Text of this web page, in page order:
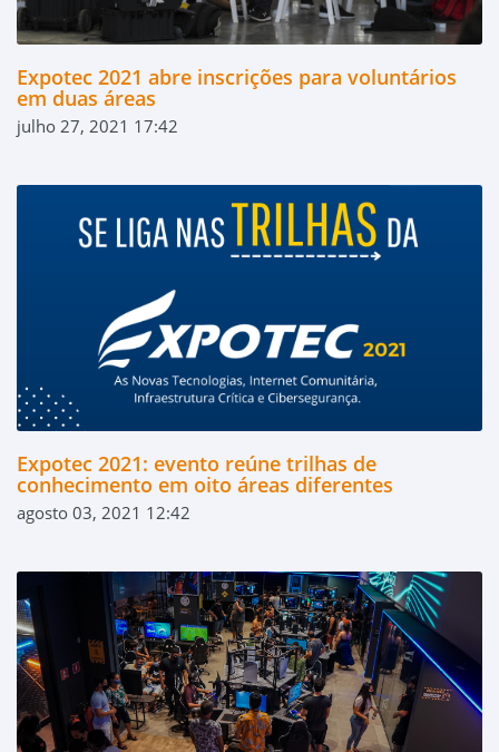
Expotec 2021 abre inscrições para voluntários
em duas áreas
julho 27, 2021 17:42
Expotec 2021: evento reúne trilhas de
conhecimento em oito áreas diferentes
agosto 03, 2021 12:42